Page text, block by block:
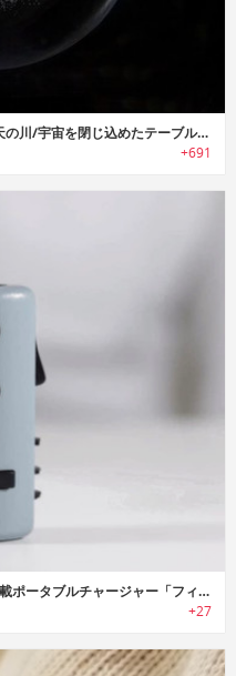
Universe Sphere｜ガラスのオーブに天の川/宇宙を閉じ込めたテーブルオーナメント「ユニバーススフェア」
+691
Fidget Power｜10のフィジット機能搭載ポータブルチャージャー「フィジットパワー」
+27